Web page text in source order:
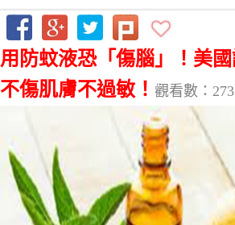
用防蚊液恐「傷腦」！美
不傷肌膚不過敏！ 觀看數：